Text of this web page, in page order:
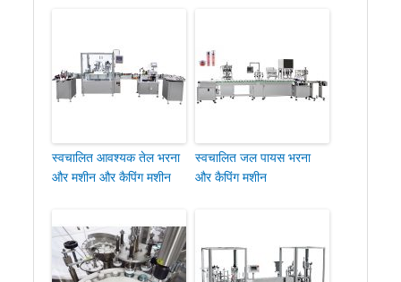
स्वचालित आवश्यक तेल भरना
और मशीन और कैपिंग मशीन
स्वचालित जल पायस भरना
और कैपिंग मशीन